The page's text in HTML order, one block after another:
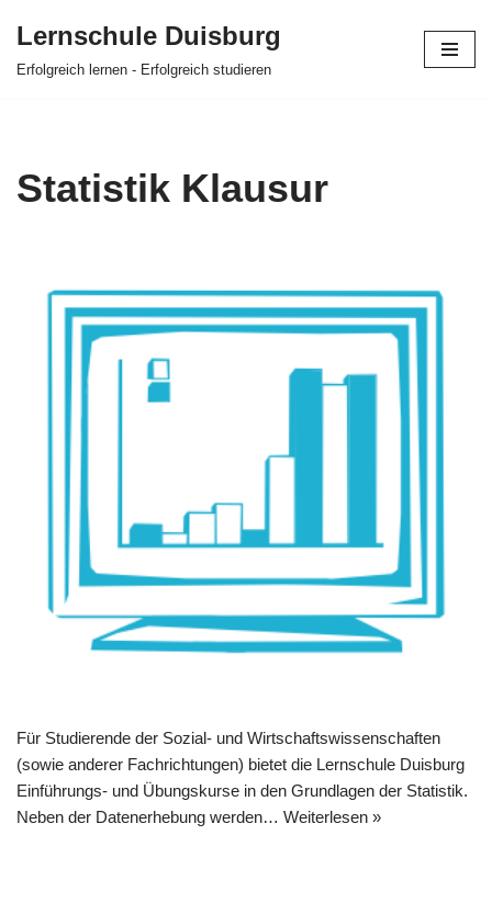
Lernschule Duisburg
Erfolgreich lernen - Erfolgreich studieren
Statistik Klausur
Für Studierende der Sozial- und Wirtschaftswissenschaften
(sowie anderer Fachrichtungen) bietet die Lernschule Duisburg
Einführungs- und Übungskurse in den Grundlagen der Statistik.
Neben der Datenerhebung werden… Weiterlesen »